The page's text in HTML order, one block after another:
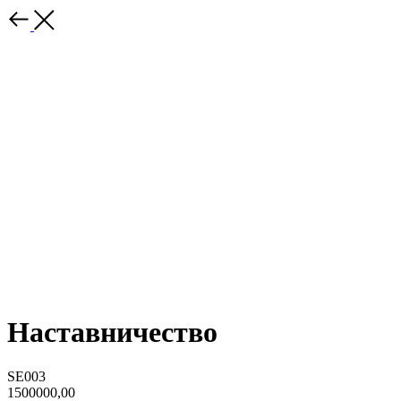
Наставничество
SE003
1500000,00